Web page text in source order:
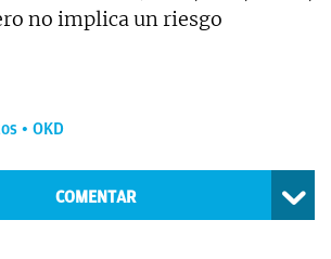
no implica un riesgo
OKD
COMENTAR